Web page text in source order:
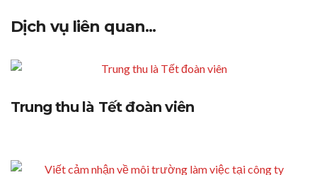
Dịch vụ liên quan...
Trung thu là Tết đoàn viên